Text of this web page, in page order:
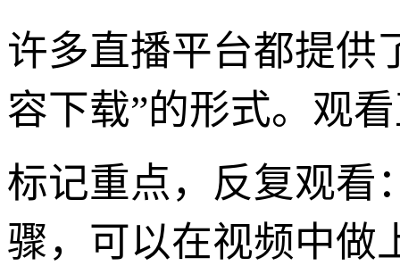
许多直播平台都提供
容下载”的形式。观
标记重点，反复观看
骤，可以在视频中做